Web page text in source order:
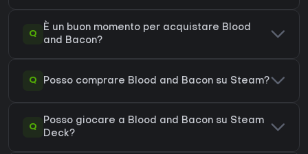
Q
È un buon momento per acquistare Blood
and Bacon?
Q Posso comprare Blood and Bacon su Steam?
Q
Posso giocare a Blood and Bacon su Steam
Deck?